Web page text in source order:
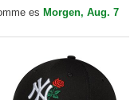
es Morgen, Aug. 7